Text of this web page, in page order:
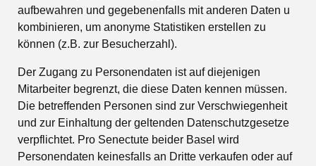
aufbewahren und gegebenenfalls mit anderen Daten u
kombinieren, um anonyme Statistiken erstellen zu
können (z.B. zur Besucherzahl).
Der Zugang zu Personendaten ist auf diejenigen
Mitarbeiter begrenzt, die diese Daten kennen müssen.
Die betreffenden Personen sind zur Verschwiegenheit
und zur Einhaltung der geltenden Datenschutzgesetze
verpflichtet. Pro Senectute beider Basel wird
Personendaten keinesfalls an Dritte verkaufen oder auf